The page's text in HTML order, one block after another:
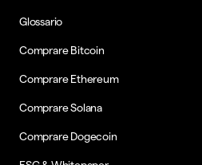
Glossario
Comprare Bitcoin
Comprare Ethereum
Comprare Solana
Comprare Dogecoin